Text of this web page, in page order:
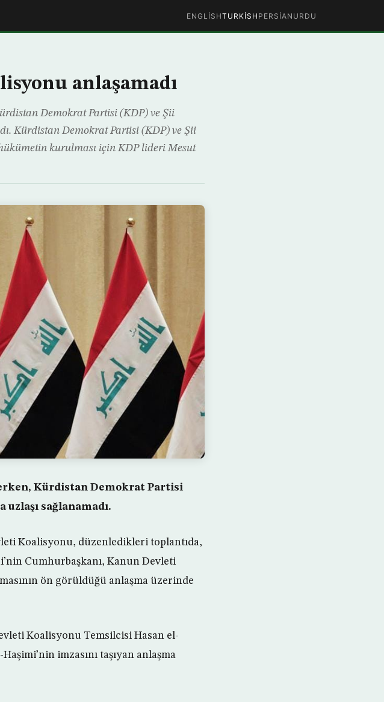
ENGLISHTURKISH PERSIAN URDU
anlaşamadı
Demokrat Partisi (KDP) ve Şii
Kürdistan Demokrat Partisi (KDP) ve Şii
kurulması için KDP lideri Mesut
Kürdistan Demokrat Partisi
sağlanamadı.
Koalisyonu, düzenledikleri toplantıda,
Cumhurbaşkanı, Kanun Devleti
ön görüldüğü anlaşma üzerinde
Koalisyonu Temsilcisi Hasan el-
imzasını taşıyan anlaşma